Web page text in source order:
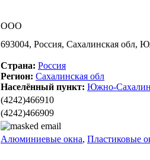
ООО
693004, Россия, Сахалинская обл,
Страна: Россия
Регион: Сахалинская обл
Населённый пункт: Южно-
(4242)466910
(4242)466909
Алюминиевые окна, Пластиковые